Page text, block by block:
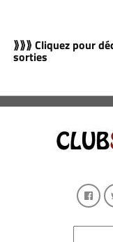
⟫⟫⟫ Cliquez pour
sorties